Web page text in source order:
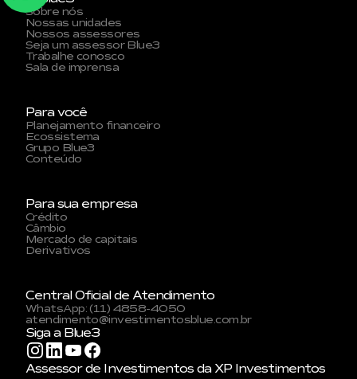
Sobre nós
Nossas unidades
Nossos assessores
Seja um assessor Blue3
Trabalhe conosco
Sala de imprensa
Para você
Planejamento financeiro
Ecossistema
Grupo Blue3
Conteúdo
Para sua empresa
Crédito
Câmbio
Mercado de capitais
Derivativos
Central Oficial de Atendimento
WhatsApp: (11) 4858-4050
atendimento@investimentosblue.com.br
Siga a Blue3
Assessor de Investimentos da XP Investimentos